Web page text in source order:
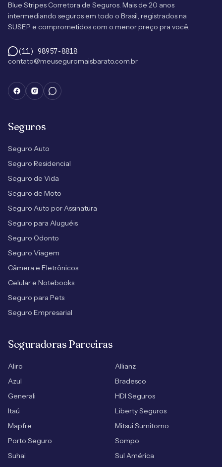
Blue Stripes Corretora de Seguros. Mais de 20 anos
intermediando seguros em todo o Brasil, registrados na
SUSEP e comprometidos com o menor preço pra você.
(11) 98957-8818
contato@meuseguromaisbarato.com.br
Seguros
Seguro Auto
Seguro Residencial
Seguro de Vida
Seguro de Moto
Seguro Auto por Assinatura
Seguro para Aluguéis
Seguro Odonto
Seguro Viagem
Câmera e Eletrônicos
Celular e Notebooks
Seguro para Pets
Seguro Empresarial
Seguradoras Parceiras
Aliro
Allianz
Azul
Bradesco
Generali
HDI Seguros
Itaú
Liberty Seguros
Mapfre
Mitsui Sumitomo
Porto Seguro
Sompo
Suhai
Sul América